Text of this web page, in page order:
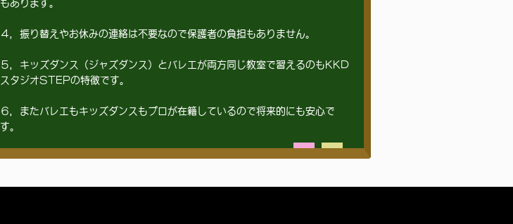
もあります。
４，振り替えやお休みの連絡は不要なので保護者の負担もありません。
５，キッズダンス（ジャズダンス）とバレエが両方同じ教室で習えるのもKKD
スタジオSTEPの特徴です。
６，またバレエもキッズダンスもプロが在籍しているので将来的にも安心で
す。